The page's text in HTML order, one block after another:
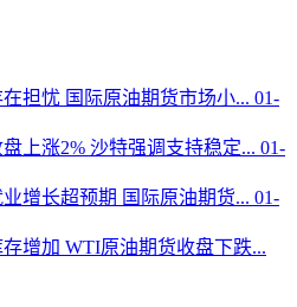
担忧 国际原油期货市场小... 01-
上涨2% 沙特强调支持稳定... 01-
增长超预期 国际原油期货... 01-
增加 WTI原油期货收盘下跌...